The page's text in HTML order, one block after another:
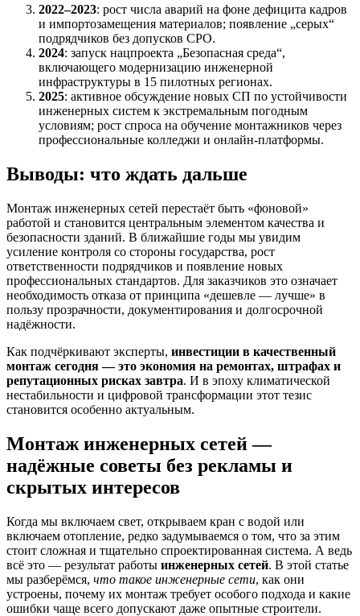
2022–2023: рост числа аварий на фоне дефицита кадров
и импортозамещения материалов; появление „серых“
подрядчиков без допусков СРО.
2024: запуск нацпроекта „Безопасная среда“,
включающего модернизацию инженерной
инфраструктуры в 15 пилотных регионах.
2025: активное обсуждение новых СП по устойчивости
инженерных систем к экстремальным погодным
условиям; рост спроса на обучение монтажников через
профессиональные колледжи и онлайн-платформы.
Выводы: что ждать дальше
Монтаж инженерных сетей перестаёт быть «фоновой»
работой и становится центральным элементом качества и
безопасности зданий. В ближайшие годы мы увидим
усиление контроля со стороны государства, рост
ответственности подрядчиков и появление новых
профессиональных стандартов. Для заказчиков это означает
необходимость отказа от принципа «дешевле — лучше» в
пользу прозрачности, документирования и долгосрочной
надёжности.
Как подчёркивают эксперты, инвестиции в качественный
монтаж сегодня — это экономия на ремонтах, штрафах и
репутационных рисках завтра. И в эпоху климатической
нестабильности и цифровой трансформации этот тезис
становится особенно актуальным.
Монтаж инженерных сетей —
надёжные советы без рекламы и
скрытых интересов
Когда мы включаем свет, открываем кран с водой или
включаем отопление, редко задумываемся о том, что за этим
стоит сложная и тщательно спроектированная система. А ведь
всё это — результат работы инженерных сетей. В этой статье
мы разберёмся, что такое инженерные сети, как они
устроены, почему их монтаж требует особого подхода и какие
ошибки чаще всего допускают даже опытные строители.